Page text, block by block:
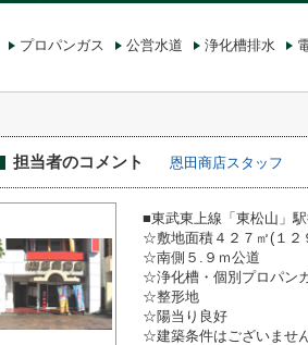
プロパンガス 公営水道 浄化槽排水
担当者のコメント 恩田商店スタッフ
■東武東上線「東松山」
☆敷地面積４２７㎡(１２
☆南側５.９ｍ公道
☆浄化槽・個別プロパン
☆整形地
☆陽当り良好
☆建築条件はございません